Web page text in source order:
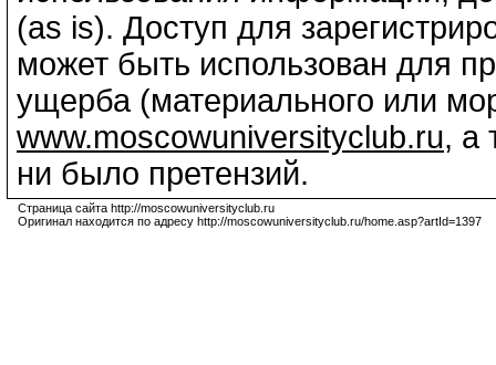
(as is). Доступ для
может быть использован для
ущерба (материального или
www.moscowuniversityclub.ru, а
ни было претензий.
Страница сайта http://moscowuniversityclub.ru
Оригинал находится по адресу http://moscowuniversityclub.ru/home.asp?artId=1397